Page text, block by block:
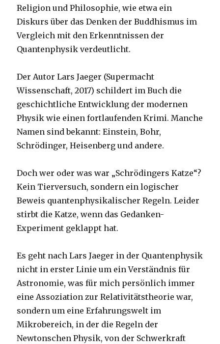
Religion und Philosophie, wie etwa ein
Diskurs über das Denken der Buddhismus im
Vergleich mit den Erkenntnissen der
Quantenphysik verdeutlicht.
Der Autor Lars Jaeger (Supermacht
Wissenschaft, 2017) schildert im Buch die
geschichtliche Entwicklung der modernen
Physik wie einen fortlaufenden Krimi. Manche
Namen sind bekannt: Einstein, Bohr,
Schrödinger, Heisenberg und andere.
Doch wer oder was war „Schrödingers Katze“?
Kein Tierversuch, sondern ein logischer
Beweis quantenphysikalischer Regeln. Leider
stirbt die Katze, wenn das Gedanken-
Experiment geklappt hat.
Es geht nach Lars Jaeger in der Quantenphysik
nicht in erster Linie um ein Verständnis für
Astronomie, was für mich persönlich immer
eine Assoziation zur Relativitätstheorie war,
sondern um eine Erfahrungswelt im
Mikrobereich, in der die Regeln der
Newtonschen Physik, von der Schwerkraft